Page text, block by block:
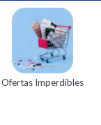
Ofertas Imperdibles